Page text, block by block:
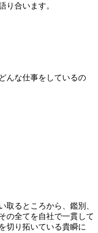
り合います。
取るところから、鑑別、
の全てを自社で一貫して
切り拓いている貴瞬に